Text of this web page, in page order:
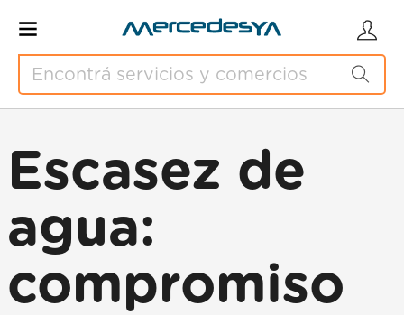
Escasez de
agua:
compromiso